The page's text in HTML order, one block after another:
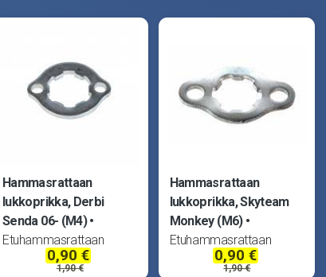
Hammasrattaan
lukkoprikka, Derbi
Senda 06- (M4)
Etuhammasrattaan
kiinnityslevy.0,90 €
1,90 €
Hammasrattaan
lukkoprikka, Skyteam
Monkey (M6)
Etuhammasrattaan
kiinnityslevy.0,90 €
1,90 €